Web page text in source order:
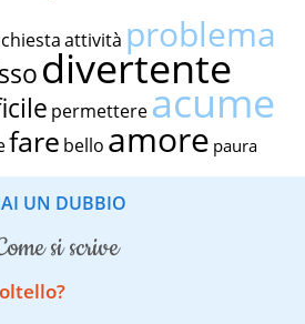
attività problema
divertente
permettereacume
fare bello amore paura
UN DUBBIO
come si scrive